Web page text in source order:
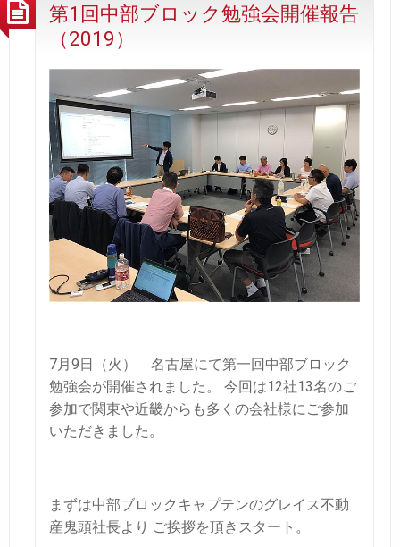
第1回中部ブロック勉強会開催報告
（2019）
7月9日（火） 名古屋にて第一回中部ブロック
勉強会が開催されました。
今回は12社13名のご
参加で関東や近畿からも多くの会社様にご参加
いただきました。
まずは中部ブロックキャプテンのグレイス不動
産鬼頭社長より ご挨拶を頂きスタート。